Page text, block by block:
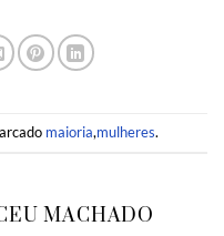
maioria,mulheres.
MACHADO